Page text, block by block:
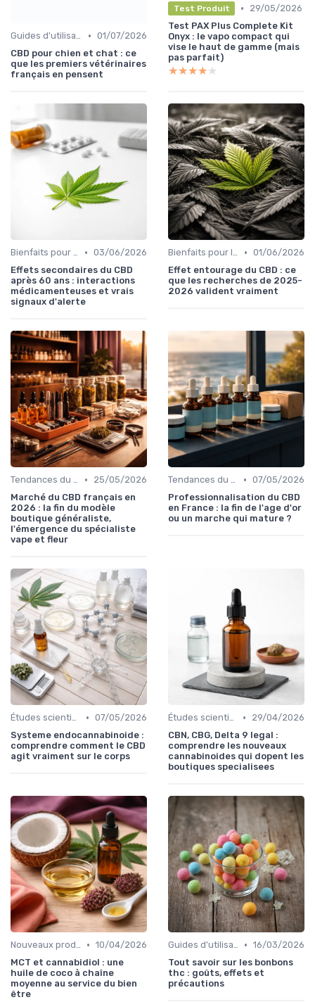
Guides d'utilisation • 01/07/2026
CBD pour chien et chat : ce
que les premiers vétérinaires
français en pensent
Test Produit •
29/05/2026
Test PAX Plus Complete Kit
Onyx : le vapo compact qui
vise le haut de gamme (mais
pas parfait)
★★★★★
★★★★★
Bienfaits pour la santé • 03/06/2026
Effets secondaires du CBD
après 60 ans : interactions
médicamenteuses et vrais
signaux d'alerte
Bienfaits pour la santé • 01/06/2026
Effet entourage du CBD : ce
que les recherches de 2025-
2026 valident vraiment
Tendances du marché •
25/05/2026
Marché du CBD français en
2026 : la fin du modèle
boutique généraliste,
l'émergence du spécialiste
vape et fleur
Tendances du marché • 07/05/2026
Professionnalisation du CBD
en France : la fin de l'age d'or
ou un marche qui mature ?
Études scientifiques • 07/05/2026
Systeme endocannabinoide :
comprendre comment le CBD
agit vraiment sur le corps
Études scientifiques •
29/04/2026
CBN, CBG, Delta 9 legal :
comprendre les nouveaux
cannabinoides qui dopent les
boutiques specialisees
Nouveaux produits • 10/04/2026
MCT et cannabidiol : une
huile de coco à chaîne
moyenne au service du bien
être
Guides d'utilisation • 16/03/2026
Tout savoir sur les bonbons
thc : goûts, effets et
précautions